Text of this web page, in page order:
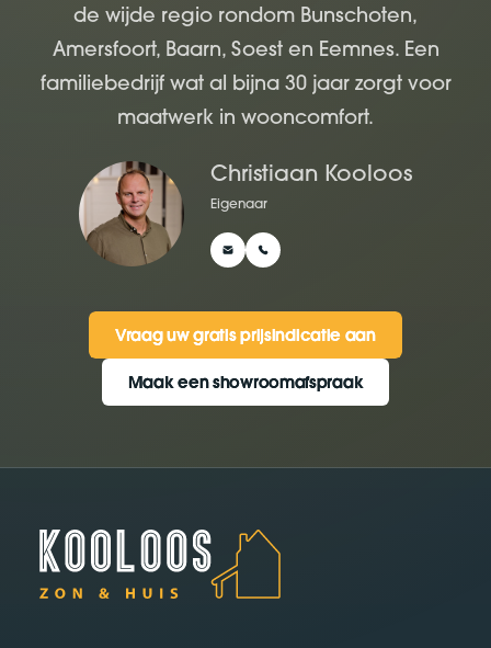
de wijde regio rondom Bunschoten,
Amersfoort, Baarn, Soest en Eemnes. Een
familiebedrijf wat al bijna 30 jaar zorgt voor
maatwerk in wooncomfort.
Christiaan Kooloos
Eigenaar
Vraag uw gratis prijsindicatie aan
Vraag uw gratis prijsindicatie aan
Maak een showroomafspraak
Maak een showroomafspraak